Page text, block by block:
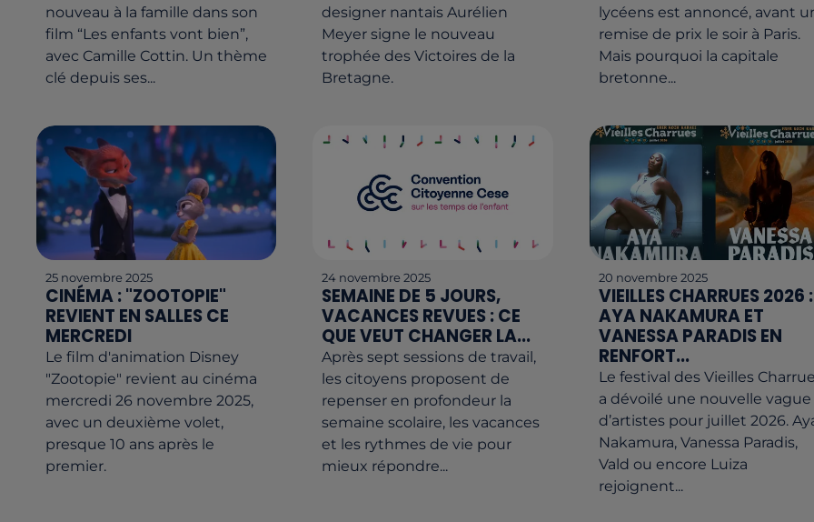
nouveau à la famille dans son
film “Les enfants vont bien”,
avec Camille Cottin. Un thème
clé depuis ses...
designer nantais Aurélien
Meyer signe le nouveau
trophée des Victoires de la
Bretagne.
lycéens est annoncé, avant
remise de prix le soir à Paris.
Mais pourquoi la capitale
bretonne...
25 novembre 2025
CINÉMA : "ZOOTOPIE"
REVIENT EN SALLES CE
MERCREDI
Le film d'animation Disney
"Zootopie" revient au cinéma
mercredi 26 novembre 2025,
avec un deuxième volet,
presque 10 ans après le
premier.
24 novembre 2025
SEMAINE DE 5 JOURS,
VACANCES REVUES : CE
QUE VEUT CHANGER LA...
Après sept sessions de travail,
les citoyens proposent de
repenser en profondeur la
semaine scolaire, les vacances
et les rythmes de vie pour
mieux répondre...
20 novembre 2025
VIEILLES CHARRUES 2026 :
AYA NAKAMURA ET
VANESSA PARADIS EN
RENFORT...
Le festival des Vieilles
a dévoilé une nouvelle vague
d’artistes pour juillet 2026.
Nakamura, Vanessa Paradis,
Vald ou encore Luiza
rejoignent...